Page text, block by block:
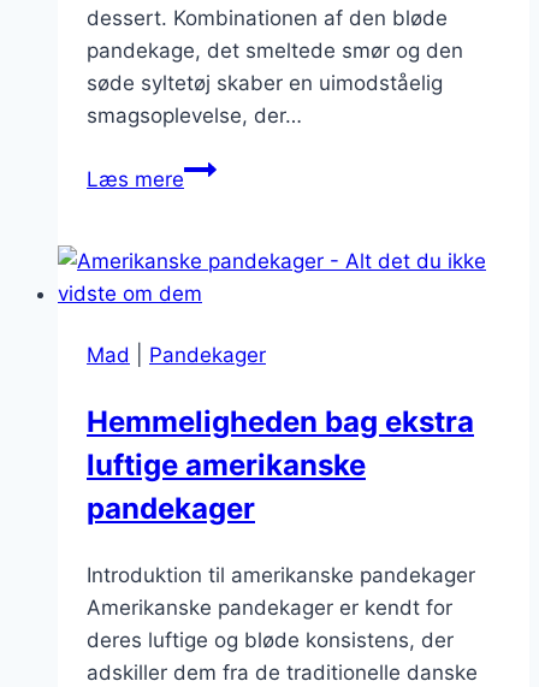
dessert. Kombinationen af den bløde
pandekage, det smeltede smør og den
søde syltetøj skaber en uimodståelig
smagsoplevelse, der…
Læs merePandekager
og
syltetøj
Mad Pandekager
Hemmeligheden bag ekstra
luftige amerikanske
pandekager
Introduktion til amerikanske pandekager
Amerikanske pandekager er kendt for
deres luftige og bløde konsistens, der
adskiller dem fra de traditionelle danske